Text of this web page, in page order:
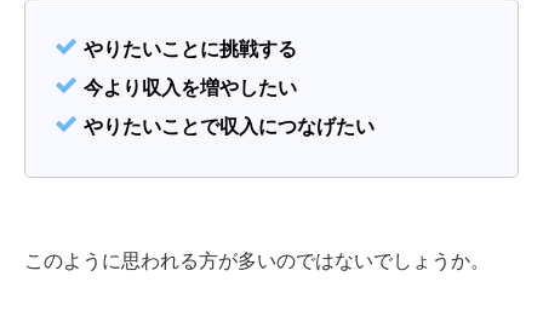
やりたいことに挑戦する
今より収入を増やしたい
やりたいことで収入につなげたい
このように思われる方が多いのではないでしょうか。